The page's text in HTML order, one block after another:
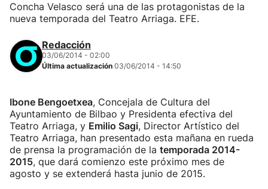
Concha Velasco será una de las protagonistas de la
nueva temporada del Teatro Arriaga. EFE.
Redacción
03/06/2014 - 02:00
Última actualización 03/06/2014 - 14:50
Ibone Bengoetxea, Concejala de Cultura del
Ayuntamiento de Bilbao y Presidenta efectiva del
Teatro Arriaga, y Emilio Sagi, Director Artístico del
Teatro Arriaga, han presentado esta mañana en rueda
de prensa la programación de la temporada 2014-
2015, que dará comienzo este próximo mes de
agosto y se extenderá hasta junio de 2015.